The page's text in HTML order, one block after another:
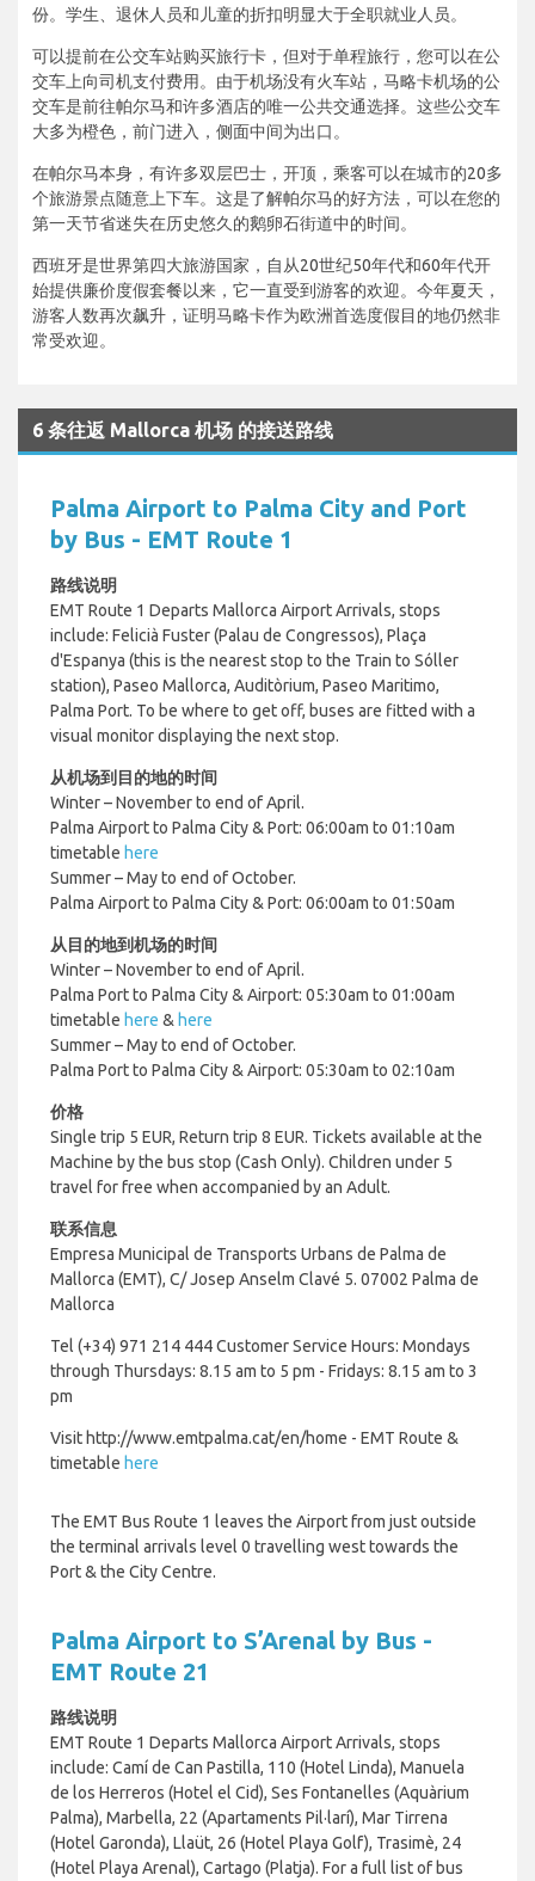
份。学生、退休人员和儿童的折扣明显大于全职就业人员。
可以提前在公交车站购买旅行卡，但对于单程旅行，您可以在公
交车上向司机支付费用。由于机场没有火车站，马略卡机场的公
交车是前往帕尔马和许多酒店的唯一公共交通选择。这些公交车
大多为橙色，前门进入，侧面中间为出口。
在帕尔马本身，有许多双层巴士，开顶，乘客可以在城市的20多
个旅游景点随意上下车。这是了解帕尔马的好方法，可以在您的
第一天节省迷失在历史悠久的鹅卵石街道中的时间。
西班牙是世界第四大旅游国家，自从20世纪50年代和60年代开
始提供廉价度假套餐以来，它一直受到游客的欢迎。今年夏天，
游客人数再次飙升，证明马略卡作为欧洲首选度假目的地仍然非
常受欢迎。
6 条往返 Mallorca 机场 的接送路线
Palma Airport to Palma City and Port
by Bus - EMT Route 1
路线说明
EMT Route 1 Departs Mallorca Airport Arrivals, stops
include: Felicià Fuster (Palau de Congressos), Plaça
d'Espanya (this is the nearest stop to the Train to Sóller
station), Paseo Mallorca, Auditòrium, Paseo Maritimo,
Palma Port. To be where to get off, buses are fitted with a
visual monitor displaying the next stop.
从机场到目的地的时间
Winter – November to end of April.
Palma Airport to Palma City & Port: 06:00am to 01:10am
timetable here
Summer – May to end of October.
Palma Airport to Palma City & Port: 06:00am to 01:50am
从目的地到机场的时间
Winter – November to end of April.
Palma Port to Palma City & Airport: 05:30am to 01:00am
timetable here & here
Summer – May to end of October.
Palma Port to Palma City & Airport: 05:30am to 02:10am
价格
Single trip 5 EUR, Return trip 8 EUR. Tickets available at the
Machine by the bus stop (Cash Only). Children under 5
travel for free when accompanied by an Adult.
联系信息
Empresa Municipal de Transports Urbans de Palma de
Mallorca (EMT), C/ Josep Anselm Clavé 5. 07002 Palma de
Mallorca
Tel (+34) 971 214 444Customer Service Hours: Mondays
through Thursdays: 8.15 am to 5 pm - Fridays: 8.15 am to 3
pm
Visit http://www.emtpalma.cat/en/home - EMT Route &
timetable here
The EMT Bus Route 1 leaves the Airport from just outside
the terminal arrivals level 0 travelling west towards the
Port & the City Centre.
Palma Airport to S’Arenal by Bus -
EMT Route 21
路线说明
EMT Route 1 Departs Mallorca Airport Arrivals, stops
include: Camí de Can Pastilla, 110 (Hotel Linda), Manuela
de los Herreros (Hotel el Cid), Ses Fontanelles (Aquàrium
Palma), Marbella, 22 (Apartaments Pil·larí), Mar Tirrena
(Hotel Garonda), Llaüt, 26 (Hotel Playa Golf), Trasimè, 24
(Hotel Playa Arenal), Cartago (Platja). For a full list of bus